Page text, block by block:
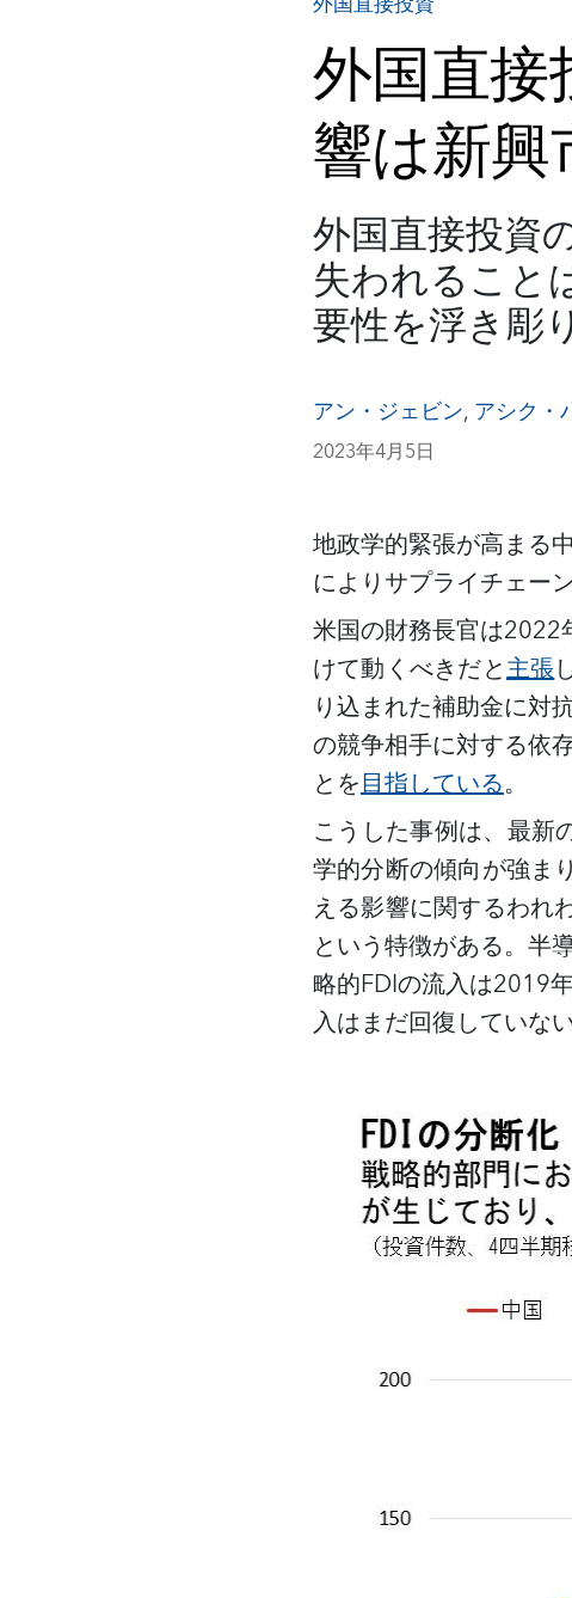
外国直
響は新
外国直接投資
失われること
要性を浮き彫
アン・ジェビン,アシク・
2023年4月5日
地政学的緊張が高まる
によりサプライチェー
米国の財務長官は2022
けて動くべきだと主張
り込まれた補助金に対
の競争相手に対する依
とを目指している。
こうした事例は、最新
学的分断の傾向が強ま
える影響に関するわれ
という特徴がある。半
略的FDIの流入は2019
入はまだ回復していない